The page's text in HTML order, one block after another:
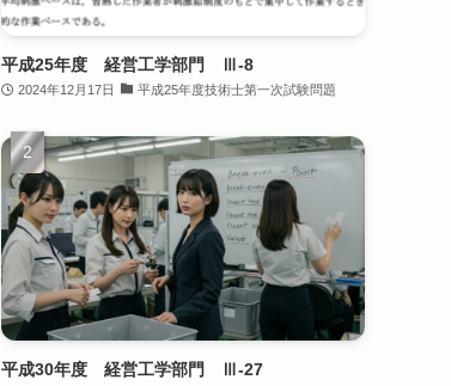
平成25年度 経営工学部門 Ⅲ-8
2024年12月17日 平成25年度技術士第一次試験問題
平成30年度 経営工学部門 Ⅲ-27